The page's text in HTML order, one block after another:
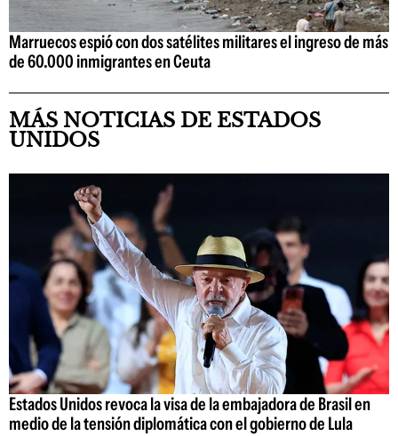
Marruecos espió con dos satélites militares el ingreso de más
de 60.000 inmigrantes en Ceuta
MÁS NOTICIAS DE ESTADOS
UNIDOS
Estados Unidos revoca la visa de la embajadora de Brasil en
medio de la tensión diplomática con el gobierno de Lula